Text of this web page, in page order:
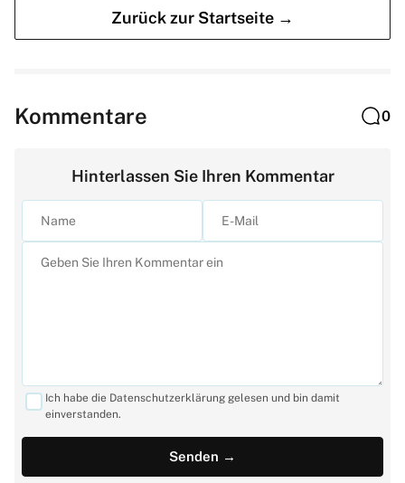
Zurück zur Startseite →
Kommentare 0
Hinterlassen Sie Ihren Kommentar
Ich habe die Datenschutzerklärung gelesen und bin damit
einverstanden.